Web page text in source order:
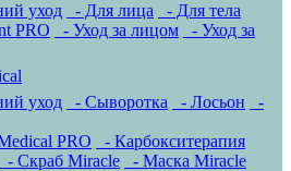
уход
- Для лица
- Для тела
PRO
- Уход за лицом
- Уход за
уход
- Сыворотка - Лосьон
-
PRO
- Карбокситерапия
- Скраб Miracle
- Маска Miracle